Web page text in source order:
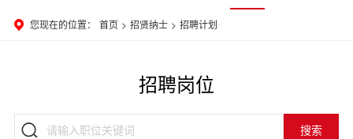
您现在的位置： 首页 > 招贤纳士 > 招聘计划
招聘岗位